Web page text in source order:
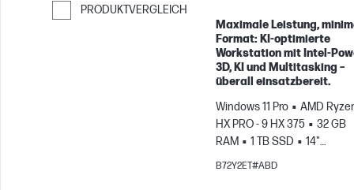
PRODUKTVERGLEICH
Weiter zum Vergleichen
Maximale Leistung,
Format: KI-optimierte
Workstation mit Intel-
3D, KI und Multitasking –
überall einsatzbereit.
Windows 11 Pro
AMD
HX PRO - 9 HX 375
32 GB
RAM
1 TB SSD
14"
WUXGA
AMD Radeon™
B72Y2ET#ABD